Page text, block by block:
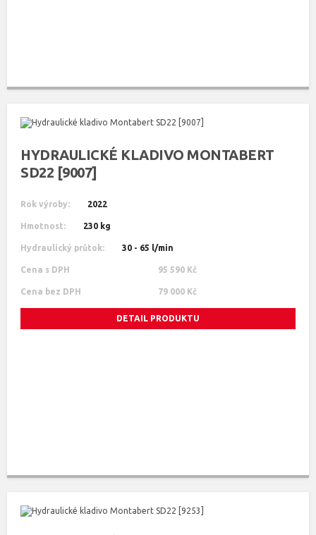
HYDRAULICKÉ KLADIVO MONTABERT
SD22 [9007]
Rok výroby: 2022
Hmotnost: 230 kg
Hydraulický průtok: 30 - 65 l/min
Cena s DPH 95 590 Kč
Cena bez DPH 79 000 Kč
DETAIL PRODUKTU